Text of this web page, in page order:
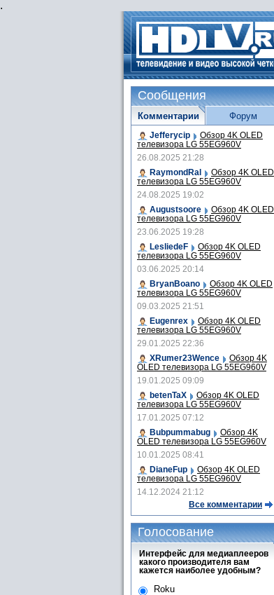
.
Сообщения
Комментарии
Jefferycip Обзор 4K OLED
телевизора LG 55EG960V
26.08.2025 21:28
RaymondRal
Обзор 4K OLED
телевизора LG 55EG960V
24.08.2025 19:02
Augustsoore
Обзор 4K OLED
телевизора LG 55EG960V
23.06.2025 19:28
LesliedeF
Обзор 4K OLED
телевизора LG 55EG960V
03.06.2025 20:14
BryanBoano
Обзор 4K OLED
телевизора LG 55EG960V
09.03.2025 21:51
Eugenrex
Обзор 4K OLED
телевизора LG 55EG960V
29.01.2025 22:36
XRumer23Wence
Обзор 4K
OLED телевизора LG 55EG960V
19.01.2025 09:09
betenTaX
Обзор 4K OLED
телевизора LG 55EG960V
17.01.2025 07:12
Bubpummabug
Обзор 4K
OLED телевизора LG 55EG960V
10.01.2025 08:41
DianeFup
Обзор 4K OLED
телевизора LG 55EG960V
14.12.2024 21:12
Все комментарии
Форум
Голосование
Интерфейс для медиаплееров
какого производителя вам
кажется наиболее удобным?
Roku